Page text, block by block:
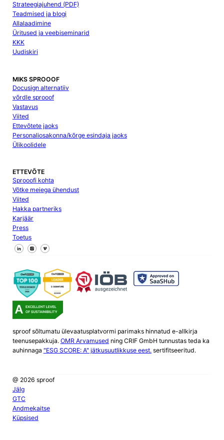
Strateegiajuhend (PDF)
Teadmised ja blogi
Allalaadimine
Üritused ja veebiseminarid
KKK
Uudiskiri
MIKS SPROOOF
Docusign alternatiiv
võrdle sprooof
Vastavus
Viited
Ettevõtete jaoks
Personaliosakonna/kõrge esindaja jaoks
Ülikoolidele
ETTEVÕTE
Sprooofi kohta
Võtke meiega ühendust
Viited
Hakka partneriks
Karjäär
Press
Toetus
Jälgi meid Facebookis
Jälgi meid X
Jälgi meid LinkedInis
sproof sõltumatu ülevaatusplatvormi parimaks hinnatud e-allkirja
teenusepakkuja. OMR Arvamused ning CRIF GmbH tunnustas teda ka
auhinnaga "ESG SCORE: A" jätkusuutlikkuse eest.sertifitseeritud.
@ 2026 sproof
Jälg
GTC
Andmekaitse
Küpsised